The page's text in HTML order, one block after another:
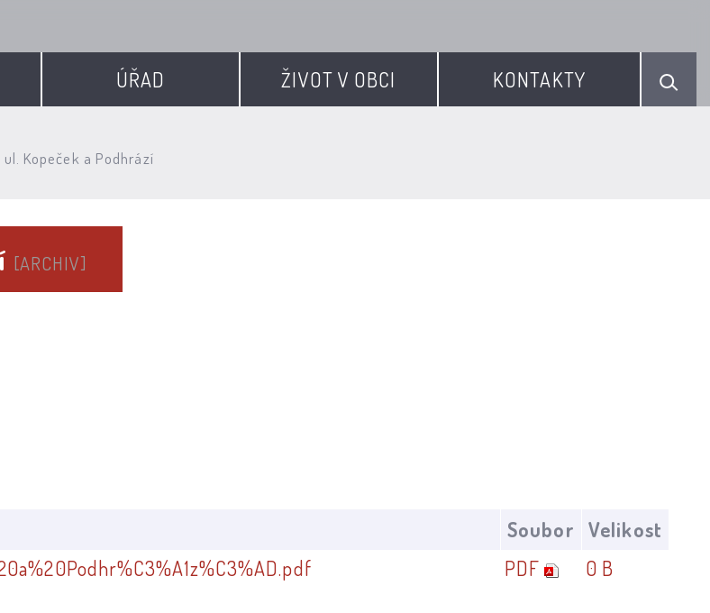
ÚŘAD ŽIVOT V OBCI KONTAKTY
Kopeček a Podhrází
[ARCHIV]
Soubor
Velikost
PDF 0 B